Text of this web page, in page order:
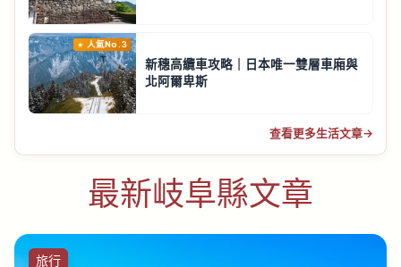
人氣No.3
新穗高纜車攻略｜日本唯一雙層車廂與
北阿爾卑斯
查看更多生活文章→
最新岐阜縣文章
旅行